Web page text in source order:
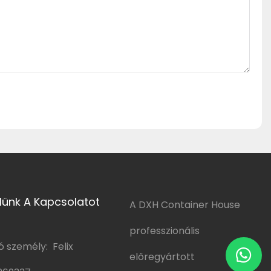
A Kapcsolatot
személy: Felix
A DXH Container House
professzionális
előregyártott